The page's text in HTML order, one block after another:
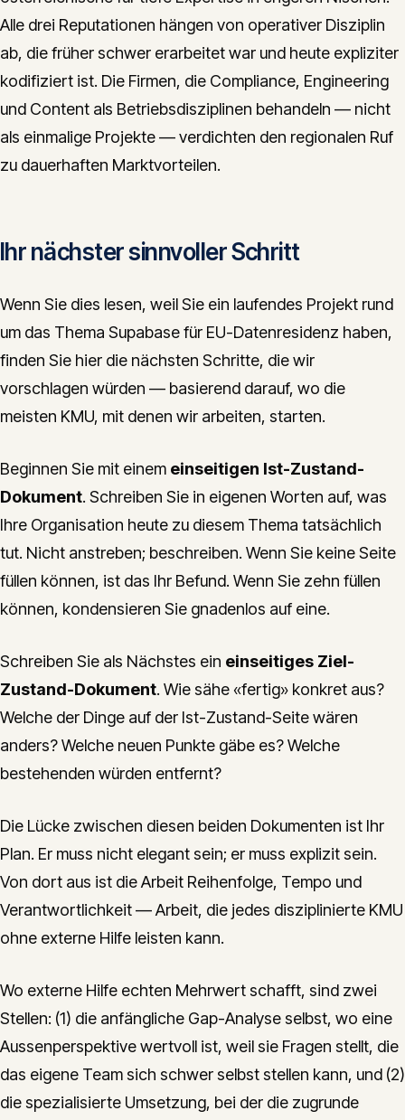
Alle drei Reputationen hängen von operativer Disziplin
ab, die früher schwer erarbeitet war und heute expliziter
kodifiziert ist. Die Firmen, die Compliance, Engineering
und Content als Betriebsdisziplinen behandeln — nicht
als einmalige Projekte — verdichten den regionalen Ruf
zu dauerhaften Marktvorteilen.
Ihr nächster sinnvoller Schritt
Wenn Sie dies lesen, weil Sie ein laufendes Projekt rund
um das Thema Supabase für EU-Datenresidenz haben,
finden Sie hier die nächsten Schritte, die wir
vorschlagen würden — basierend darauf, wo die
meisten KMU, mit denen wir arbeiten, starten.
Beginnen Sie mit einem einseitigen Ist-Zustand-
Dokument. Schreiben Sie in eigenen Worten auf, was
Ihre Organisation heute zu diesem Thema tatsächlich
tut. Nicht anstreben; beschreiben. Wenn Sie keine Seite
füllen können, ist das Ihr Befund. Wenn Sie zehn füllen
können, kondensieren Sie gnadenlos auf eine.
Schreiben Sie als Nächstes ein einseitiges Ziel-
Zustand-Dokument. Wie sähe «fertig» konkret aus?
Welche der Dinge auf der Ist-Zustand-Seite wären
anders? Welche neuen Punkte gäbe es? Welche
bestehenden würden entfernt?
Die Lücke zwischen diesen beiden Dokumenten ist Ihr
Plan. Er muss nicht elegant sein; er muss explizit sein.
Von dort aus ist die Arbeit Reihenfolge, Tempo und
Verantwortlichkeit — Arbeit, die jedes disziplinierte KMU
ohne externe Hilfe leisten kann.
Wo externe Hilfe echten Mehrwert schafft, sind zwei
Stellen: (1) die anfängliche Gap-Analyse selbst, wo eine
Aussenperspektive wertvoll ist, weil sie Fragen stellt, die
das eigene Team sich schwer selbst stellen kann, und (2)
die spezialisierte Umsetzung, bei der die zugrunde